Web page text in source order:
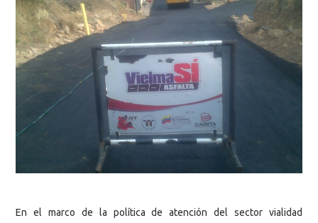
En el marco de la política de atención del sector vialidad